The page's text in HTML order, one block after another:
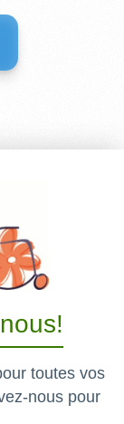
toutes vos
nous pour